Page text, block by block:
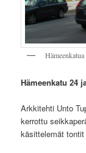
Hämeenkatu 24
Arkkitehti Unto
kerrottu
käsittelemät